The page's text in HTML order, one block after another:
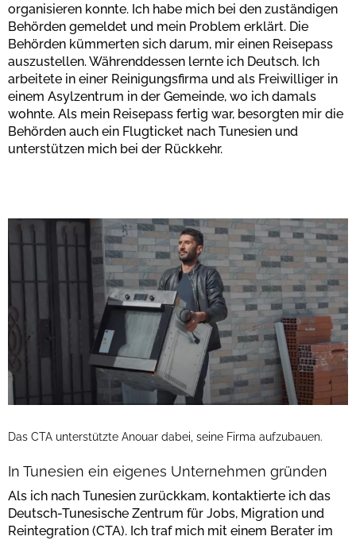
organisieren konnte. Ich habe mich bei den zuständigen
Behörden gemeldet und mein Problem erklärt. Die
Behörden kümmerten sich darum, mir einen Reisepass
auszustellen. Währenddessen lernte ich Deutsch. Ich
arbeitete in einer Reinigungsfirma und als Freiwilliger in
einem Asylzentrum in der Gemeinde, wo ich damals
wohnte. Als mein Reisepass fertig war, besorgten mir die
Behörden auch ein Flugticket nach Tunesien und
unterstützen mich bei der Rückkehr.
Das CTA unterstützte Anouar dabei, seine Firma aufzubauen.
In Tunesien ein eigenes Unternehmen gründen
Als ich nach Tunesien zurückkam, kontaktierte ich das
Deutsch-Tunesische Zentrum für Jobs, Migration und
Reintegration (CTA). Ich traf mich mit einem Berater im